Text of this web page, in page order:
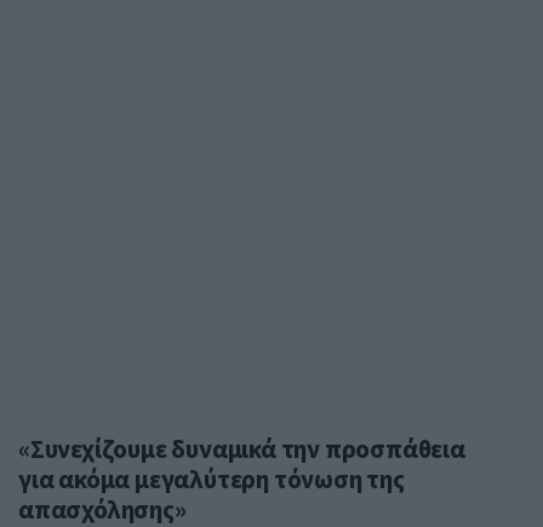
«Συνεχίζουμε δυναμικά την προσπάθεια
για ακόμα μεγαλύτερη τόνωση της
απασχόλησης»